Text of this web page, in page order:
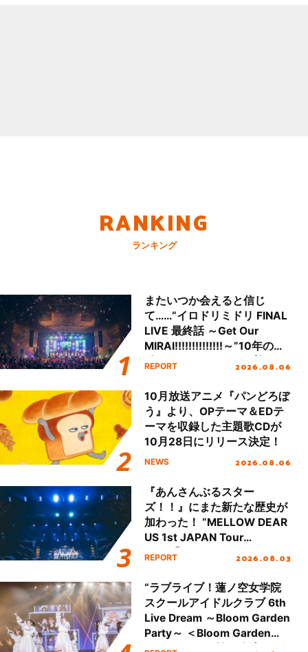
RANKING
ランキング
またいつか会えると信じ
て……“イロドリミドリ FINAL
LIVE 最終話 ～Get Our
MIRAI!!!!!!!!!!!!!!～”10年の活
動を経てファイナルを迎える
REPORT 2026.08.06
10月放送アニメ『パンどろぼ
う』より、OPテーマ＆EDテ
ーマを収録した主題歌CDが
10月28日にリリース決定！
NEWS 2026.08.06
『あんさんぶるスター
ズ！！』にまた新たな歴史が
加わった！ “MELLOW DEAR
US 1st JAPAN Tour
Final「NICE to meet YOU
ート!!
REPORT 2026.08.03
“ラブライブ！蓮ノ空女学院
スクールアイドルクラブ 6th
Live Dream ～Bloom Garden
Party～ ＜Bloom Garden
Party Stage／埼玉公演＞”